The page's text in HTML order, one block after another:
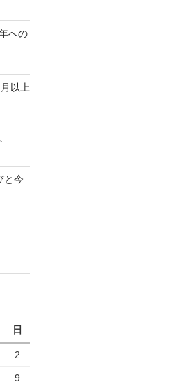
への
以上
と今
日
2
9